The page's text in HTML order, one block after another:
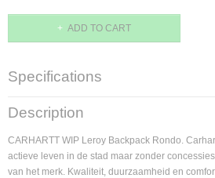
ADD TO CART
Specifications
Product code
I035484.33K.XX.06
Supplier product code
I035484.33K.XX.06
Description
CARHARTT WIP Leroy Backpack Rondo.
actieve leven in de stad maar zonder
van het merk. Kwaliteit, duurzaamheid en